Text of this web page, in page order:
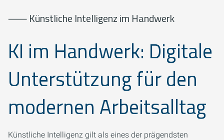
⸺ Künstliche Intelligenz im Handwerk
KI im Handwerk: Digitale
Unterstützung für den
modernen Arbeitsalltag
Künstliche Intelligenz gilt als eines der prägendsten